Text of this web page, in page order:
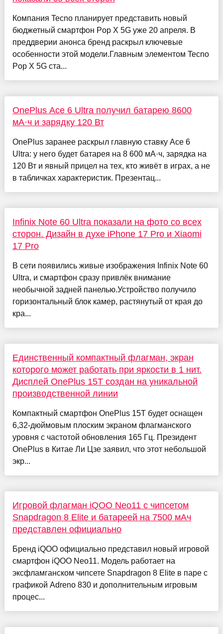
Компания Tecno планирует представить новый
бюджетный смартфон Pop X 5G уже 20 апреля. В
преддверии анонса бренд раскрыл ключевые
особенности этой модели.Главным элементом Tecno
Pop X 5G ста...
OnePlus Ace 6 Ultra получил батарею 8600
мА·ч и зарядку 120 Вт
OnePlus заранее раскрыл главную ставку Ace 6
Ultra: у него будет батарея на 8 600 мА·ч, зарядка на
120 Вт и явный прицел на тех, кто живёт в играх, а не
в табличках характеристик. Презентац...
Infinix Note 60 Ultra показали на фото со всех
сторон. Дизайн в духе iPhone 17 Pro и Xiaomi
17 Pro
В сети появились живые изображения Infinix Note 60
Ultra, и смартфон сразу привлёк внимание
необычной задней панелью.Устройство получило
горизонтальный блок камер, растянутый от края до
кра...
Единственный компактный флагман, экран
которого может работать при яркости в 1 нит.
Дисплей OnePlus 15T создан на уникальной
производственной линии
Компактный смартфон OnePlus 15T будет оснащен
6,32-дюймовым плоским экраном флагманского
уровня с частотой обновления 165 Гц. Президент
OnePlus в Китае Ли Цзе заявил, что этот небольшой
экр...
Игровой флагман iQOO Neo11 с чипсетом
Snapdragon 8 Elite и батареей на 7500 мАч
представлен официально
Бренд iQOO официально представил новый игровой
смартфон iQOO Neo11. Модель работает на
эксфламганском чипсете Snapdragon 8 Elite в паре с
графикой Adreno 830 и дополнительным игровым
процес...